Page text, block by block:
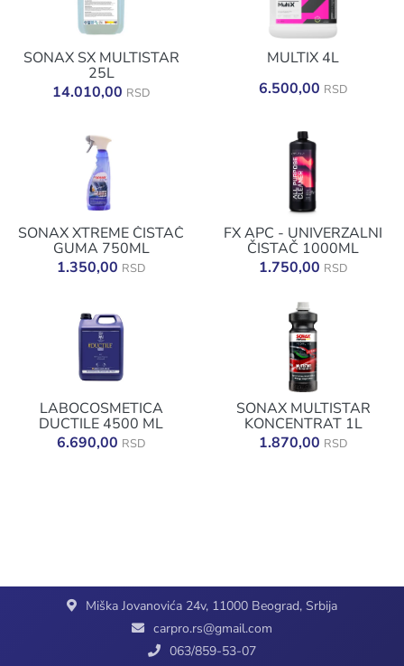
SONAX SX MULTISTAR
25L
14.010,00 RSD
MULTIX 4L
6.500,00 RSD
SONAX XTREME ČISTAČ
GUMA 750ML
1.350,00 RSD
FX APC - UNIVERZALNI
ČISTAČ 1000ML
1.750,00 RSD
LABOCOSMETICA
DUCTILE 4500 ML
6.690,00 RSD
SONAX MULTISTAR
KONCENTRAT 1L
1.870,00 RSD
Miška Jovanovića 24v, 11000 Beograd, Srbija
carpro.rs@gmail.com
063/859-53-07